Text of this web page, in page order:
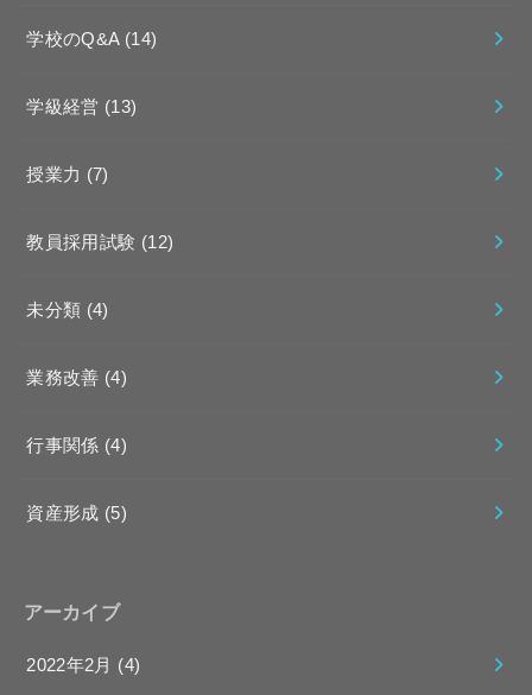
学校のQ&A (14)
学級経営 (13)
授業力 (7)
教員採用試験 (12)
未分類 (4)
業務改善 (4)
行事関係 (4)
資産形成 (5)
アーカイブ
2022年2月 (4)